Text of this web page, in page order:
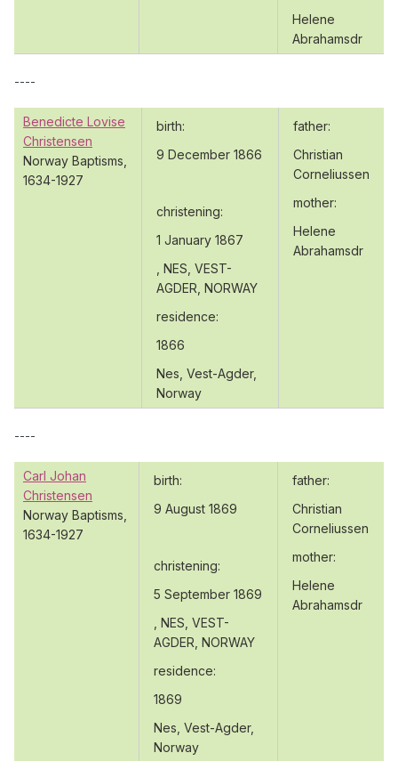
Helene
Abrahamsdr
----
Benedicte Lovise
Christensen
Norway Baptisms,
1634-1927
birth:
9 December 1866
christening:
1 January 1867
, NES, VEST-
AGDER, NORWAY
residence:
1866
Nes, Vest-Agder,
Norway
father:
Christian
Corneliussen
mother:
Helene
Abrahamsdr
----
Carl Johan
Christensen
Norway Baptisms,
1634-1927
birth:
9 August 1869
christening:
5 September 1869
, NES, VEST-
AGDER, NORWAY
residence:
1869
Nes, Vest-Agder,
Norway
father:
Christian
Corneliussen
mother:
Helene
Abrahamsdr